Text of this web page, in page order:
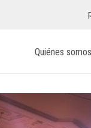
Quiénes somos